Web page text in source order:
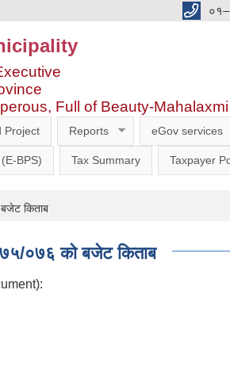
Full of Beauty-
Project Reports eGov services
BPS) Tax Summary Taxpayer
किताब
०७६ को बजेट किताब